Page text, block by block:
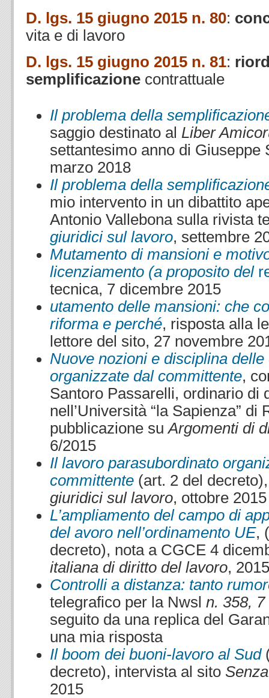
D. lgs. 15 giugno 2015 n. 80:
vita e di lavoro
D. lgs. 15 giugno 2015 n. 81:
semplificazione contrattuale
Il problema della
saggio destinato al Liber
settantesimo anno di Giuseppe
marzo 2018
Il problema della
mio intervento in un dibattito
Antonio Vallebona sulla rivista
giuridici sul lavoro, settembre
Mutamento di mansioni e
licenziamento (a proposito del
tecnica, 7 dicembre 2015
utamento delle mansioni: che
riforma e perché, risposta alla
lettore del sito, 27 novembre
Nuove nozioni e disciplina
organizzate dal committente,
Santoro Passarelli, ordinario di
nell’Università “la Sapienza” di
pubblicazione suArgomenti di
6/2015
Il lavoro parasubordinato
committente (art. 2 del
giuridici sul lavoro, ottobre 2015
L’ampliamento del campo di
del avoro nell’ordinamento UE,
decreto), nota a CGCE 4
italiana di diritto del lavoro,
Controlli a distanza: tanto
telegrafico per la Nwsl n. 358,
seguito da una replica del
una mia risposta
Il boom dei buoni-lavoro al Sud
decreto), intervista al sito
2015